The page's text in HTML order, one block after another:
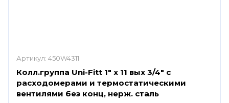
Артикул: 450W4311
Колл.группа Uni-Fitt 1" х 11 вых 3/4" с
расходомерами и термостатическими
вентилями без конц, нерж. сталь